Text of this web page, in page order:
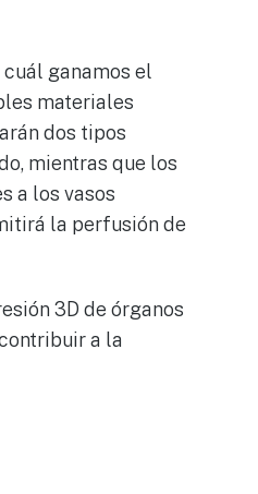
ganamos el
materiales
dos tipos
mientras que los
a los vasos
la perfusión de
3D de órganos
a la